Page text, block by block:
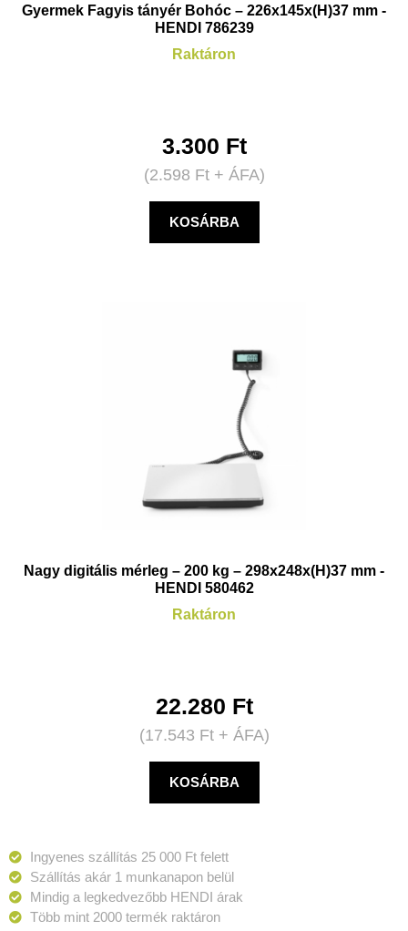
Gyermek Fagyis tányér Bohóc – 226x145x(H)37 mm -
HENDI 786239
Raktáron
3.300 Ft
(2.598 Ft+ ÁFA)
KOSÁRBA
Nagy digitális mérleg – 200 kg – 298x248x(H)37 mm -
HENDI 580462
Raktáron
22.280 Ft
(17.543 Ft+ ÁFA)
KOSÁRBA
Ingyenes szállítás 25 000 Ft felett
Szállítás akár 1 munkanapon belül
Mindig a legkedvezőbb HENDI árak
Több mint 2000 termék raktáron